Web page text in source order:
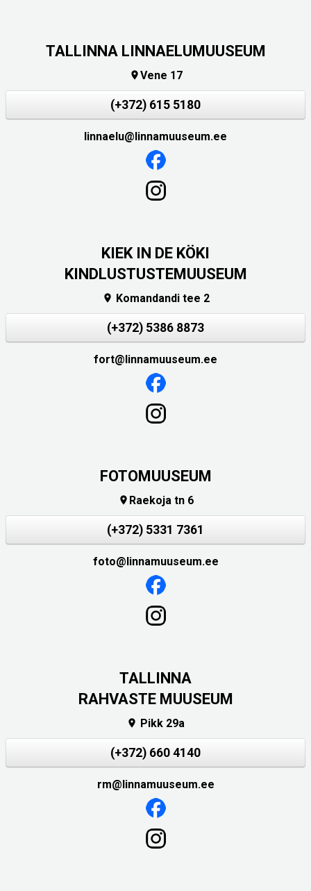
TALLINNA LINNAELUMUUSEUM
Vene 17
(+372) 615 5180
linnaelu@linnamuuseum.ee
KIEK IN DE KÖKI
KINDLUSTUSTEMUUSEUM
 Komandandi tee 2
(+372) 5386 8873
fort@linnamuuseum.ee
FOTOMUUSEUM
 Raekoja tn 6
(+372) 5331 7361
foto@linnamuuseum.ee
TALLINNA
RAHVASTE MUUSEUM
 Pikk 29a
(+372) 660 4140
rm@linnamuuseum.ee